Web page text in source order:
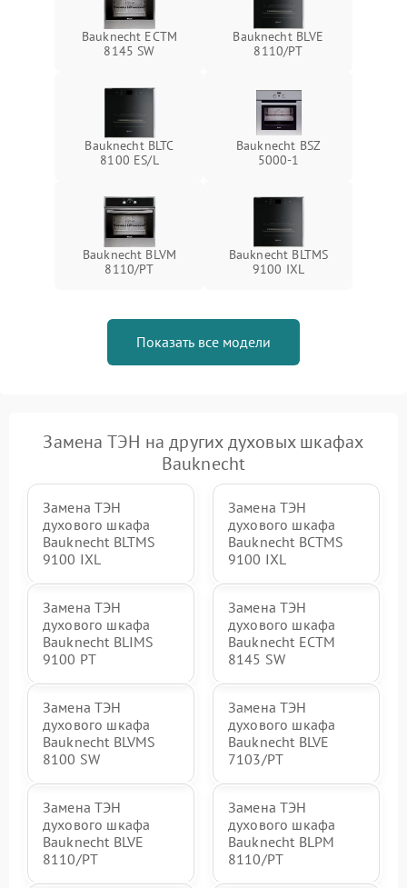
Bauknecht ECTM
8145 SW
Bauknecht BLVE
8110/PT
Bauknecht BLTC
8100 ES/L
Bauknecht BSZ
5000-1
Bauknecht BLVM
8110/PT
Bauknecht BLTMS
9100 IXL
Показать все модели
Замена ТЭН на других духовых шкафах
Bauknecht
Замена ТЭН
духового шкафа
Bauknecht BLTMS
9100 IXL
Замена ТЭН
духового шкафа
Bauknecht BCTMS
9100 IXL
Замена ТЭН
духового шкафа
Bauknecht BLIMS
9100 PT
Замена ТЭН
духового шкафа
Bauknecht ECTM
8145 SW
Замена ТЭН
духового шкафа
Bauknecht BLVMS
8100 SW
Замена ТЭН
духового шкафа
Bauknecht BLVE
7103/PT
Замена ТЭН
духового шкафа
Bauknecht BLVE
8110/PT
Замена ТЭН
духового шкафа
Bauknecht BLPM
8110/PT